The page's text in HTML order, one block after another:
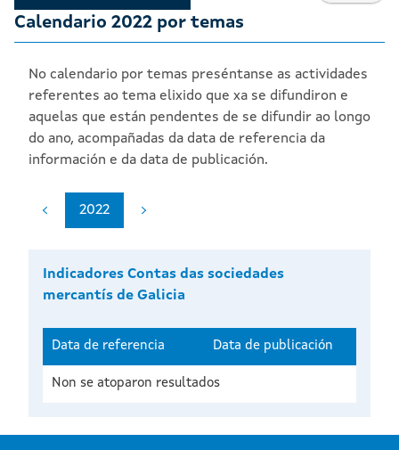
Calendario 2022 por temas
No calendario por temas preséntanse as actividades
referentes ao tema elixido que xa se difundiron e
aquelas que están pendentes de se difundir ao longo
do ano, acompañadas da data de referencia da
información e da data de publicación.
2022
Indicadores Contas das sociedades
mercantís de Galicia
Data de referencia Data de publicación
Non se atoparon resultados